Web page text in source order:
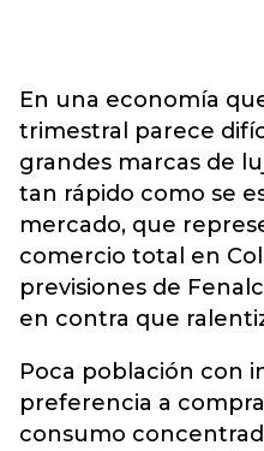
En una economía
trimestral parece
grandes marcas de
tan rápido como se
mercado, que
comercio total en
previsiones de
en contra que
Poca población con
preferencia a
consumo